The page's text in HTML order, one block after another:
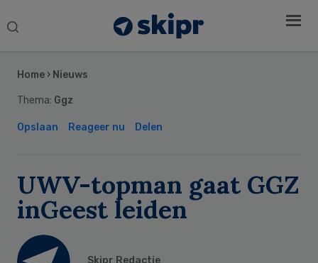
Search
Home › Nieuws
Thema: Ggz
Opslaan Reageer nu Delen
UWV-topman gaat GGZ
inGeest leiden
Skipr Redactie
Sidebar